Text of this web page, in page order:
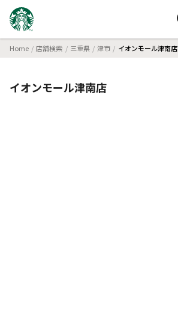
Home 店舗検索 三重県 津市 イオンモール津南店
イオンモール津南店